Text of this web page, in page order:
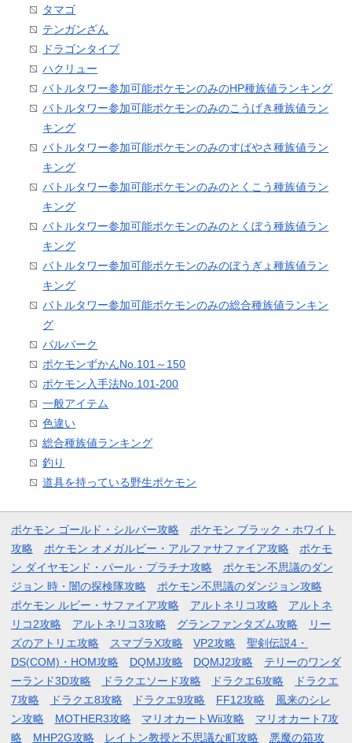
タマゴ
テンガンざん
ドラゴンタイプ
ハクリュー
バトルタワー参加可能ポケモンのみのHP種族値ランキング
バトルタワー参加可能ポケモンのみのこうげき種族値ラン
キング
バトルタワー参加可能ポケモンのみのすばやさ種族値ラン
キング
バトルタワー参加可能ポケモンのみのとくこう種族値ラン
キング
バトルタワー参加可能ポケモンのみのとくぼう種族値ラン
キング
バトルタワー参加可能ポケモンのみのぼうぎょ種族値ラン
キング
バトルタワー参加可能ポケモンのみの総合種族値ランキン
グ
パルパーク
ポケモンずかんNo.101～150
ポケモン入手法No.101-200
一般アイテム
色違い
総合種族値ランキング
釣り
道具を持っている野生ポケモン
ポケモン ゴールド・シルバー攻略
ポケモン ブラック・ホワイト
攻略
ポケモン オメガルビー・アルファサファイア攻略
ポケモ
ン ダイヤモンド・パール・プラチナ攻略
ポケモン不思議のダン
ジョン 時・闇の探検隊攻略
ポケモン不思議のダンジョン攻略
ポケモン ルビー・サファイア攻略
アルトネリコ攻略
アルトネ
リコ2攻略
アルトネリコ3攻略 グランファンタズム攻略
リー
ズのアトリエ攻略
スマブラX攻略 VP2攻略
聖剣伝説4・
DS(COM)・HOM攻略
DQMJ攻略 DQMJ2攻略
テリーのワンダ
ーランド3D攻略
ドラクエソード攻略 ドラクエ6攻略
ドラクエ
7攻略
ドラクエ8攻略 ドラクエ9攻略 FF12攻略
風来のシレ
ン攻略
MOTHER3攻略 マリオカートWii攻略
マリオカート7攻
略
MHP2G攻略 レイトン教授と不思議な町攻略 悪魔の箱攻